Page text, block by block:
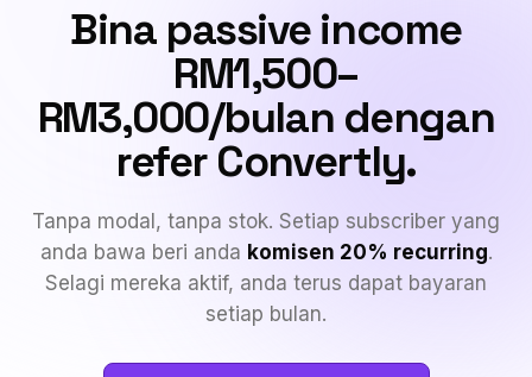
Bina passive income
RM1,500–
RM3,000/bulan dengan
refer Convertly.
Tanpa modal, tanpa stok. Setiap subscriber yang
anda bawa beri anda komisen 20% recurring.
Selagi mereka aktif, anda terus dapat bayaran
setiap bulan.